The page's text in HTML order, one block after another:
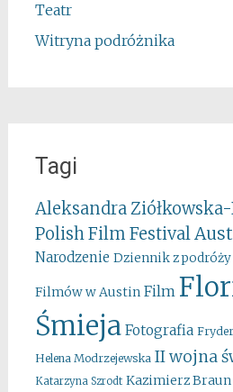
Teatr
Witryna podróżnika
Tagi
Aleksandra
Polish Film Festival
Narodzenie Dziennik z podróży
Filmów w Austin Film
Śmieja Fotografia
Helena Modrzejewska II wojna
Katarzyna Szrodt Kazimierz Braun